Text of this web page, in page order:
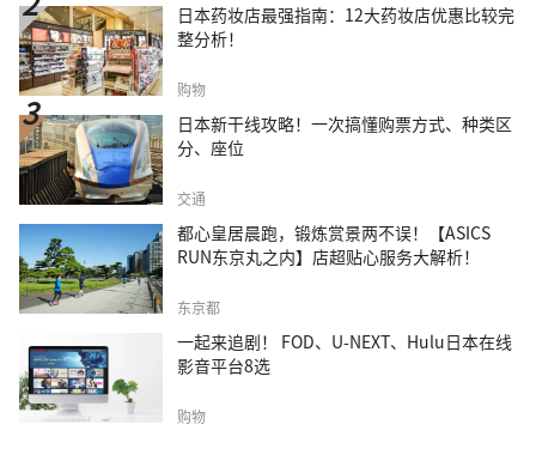
日本药妆店最强指南：12大药妆店优惠比较完
整分析！
购物
日本新干线攻略！一次搞懂购票方式、种类区
分、座位
交通
都心皇居晨跑，锻炼赏景两不误！【ASICS
RUN东京丸之内】店超贴心服务大解析！
东京都
一起来追剧！ FOD、U-NEXT、Hulu日本在线
影音平台8选
购物